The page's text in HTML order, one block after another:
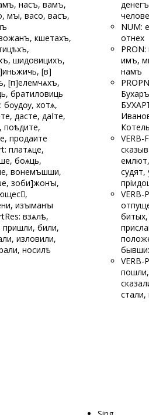
насъ, вамъ,
мꙑ, васо, васъ,
кшетахъ,
шидовицихъ,
[в]
[п]елемчѧхъ,
братиловиць
бѹдѹ, хотѧ,
дасте, даӏте,
продаите
платѧце,
боѧць,
вонемъшши,
зоби]жонꙑ,
изꙑманꙑ
взѧлѣ,
пришли, били,
изловили,
носилѣ
NUM:
отнех
имъ,
намъ
VERB-
VERB-
VERB-
стали,